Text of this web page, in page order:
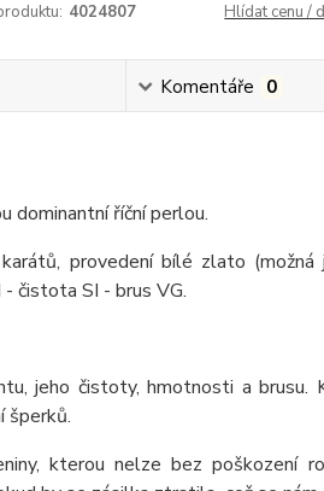
4024807 Hlídat cenu /
Komentáře 0
dominantní říční perlou.
provedení bílé zlato (možná
čistota SI - brus VG.
jeho čistoty, hmotnosti a brusu.
šperků.
kterou nelze bez poškození